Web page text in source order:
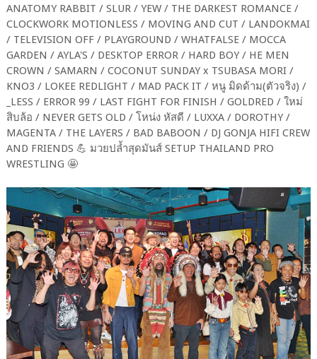
ANATOMY RABBIT / SLUR / YEW / THE DARKEST ROMANCE /
CLOCKWORK MOTIONLESS / MOVING AND CUT / LANDOKMAI
/ TELEVISION OFF / PLAYGROUND / WHATFALSE / MOCCA
GARDEN / AYLA'S / DESKTOP ERROR / HARD BOY / HE MEN
CROWN / SAMARN / COCONUT SUNDAY x TSUBASA MORI /
KNO3 / LOKEE REDLIGHT / MAD PACK IT / หนู มิดด้าม(ตัวจริง) /
_LESS / ERROR 99 / LAST FIGHT FOR FINISH / GOLDRED / ใหม่
สิบล้อ / NEVER GETS OLD / โหน่ง หัสดี / LUXXA / DOROTHY /
MAGENTA / THE LAYERS / BAD BABOON / DJ GONJA HIFI CREW
AND FRIENDS 💪 มวยปล้ำสุดมันส์ SETUP THAILAND PRO
WRESTLING 🤩